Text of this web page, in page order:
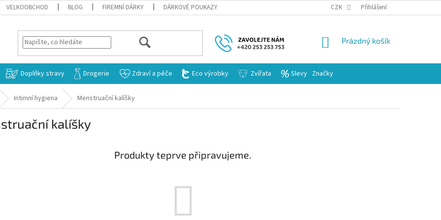
VELKOOBCHOD BLOG FIREMNÍ DÁRKY DÁRKOVÉ POUKAZY CZK Přihlášení
HLEDAT
NÁKUPNÍ
Prázdný košík
Doplňky stravy Drogerie Zdraví a péče Eco výrobky Zvířata Slevy Značky
Intimní hygiena Menstruační kalíšky
kalíšky
Produkty teprve připravujeme.